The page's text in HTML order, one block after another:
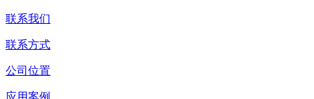
联系我们
联系方式
公司位置
应用案例